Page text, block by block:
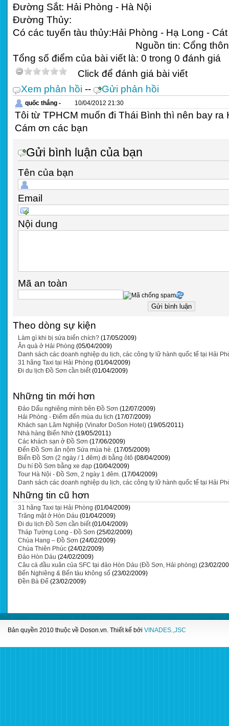
Đường Sắt: Hải Phòng - Hà Nội
Đường Thủy:
Có các tuyến tàu thủy:Hải Phòng - Hạ Long -
Nguồn tin: Cổng
Tổng số điểm của bài viết là: 0 trong 0 đánh giá
Click để đánh giá bài viết
Xem phản hồi -- Gửi phản hồi
quốc thắng - 10/04/2012 21:30
Tôi từ TPHCM muốn đi Thái Bình thì nên bay ra
Cám ơn các bạn
Gửi bình luận của bạn
Tên của bạn
Email
Nội dung
Mã an toàn
Theo dòng sự kiện
Làm gì khi bị sứa biển chích? (17/05/2009)
Ăn quà ở Hải Phòng (05/04/2009)
Danh sách các doanh nghiệp du lịch, các công ty lữ hành quốc tế tại Hải
31 hãng Taxi tại Hải Phòng (01/04/2009)
Đi du lịch Đồ Sơn cần biết (01/04/2009)
Những tin mới hơn
Đảo Dấu nghiêng mình bên Đồ Sơn (12/07/2009)
Hải Phòng - Điểm đến mùa du lịch (17/07/2009)
Khách sạn Lâm Nghiệp (Vinafor DoSon Hotel) (19/05/2011)
Nhà hàng Biển Nhớ (19/05/2011)
Các khách sạn ở Đồ Sơn (17/06/2009)
Đến Đồ Sơn ăn nộm Sứa mùa hè. (17/05/2009)
Biển Đồ Sơn (2 ngày / 1 đêm) đi bằng ôtô (08/04/2009)
Du hí Đồ Sơn bằng xe đạp (10/04/2009)
Tour Hà Nội - Đồ Sơn, 2 ngày 1 đêm. (17/04/2009)
Danh sách các doanh nghiệp du lịch, các công ty lữ hành quốc tế tại Hải
Những tin cũ hơn
31 hãng Taxi tại Hải Phòng (01/04/2009)
Trăng mật ở Hòn Dáu (01/04/2009)
Đi du lịch Đồ Sơn cần biết (01/04/2009)
Tháp Tường Long - Đồ Sơn (25/02/2009)
Chùa Hang – Đồ Sơn (24/02/2009)
Chùa Thiên Phúc (24/02/2009)
Đảo Hòn Dáu (24/02/2009)
Câu cá đầu xuân của SFC tại đảo Hòn Dáu (Đồ Sơn, Hải phòng) (23/02/
Bến Nghiêng & Bến tàu không số (23/02/2009)
Đền Bà Đế (23/02/2009)
Bản quyền 2010 thuộc về Doson.vn. Thiết kế bởi VINADES.,JSC